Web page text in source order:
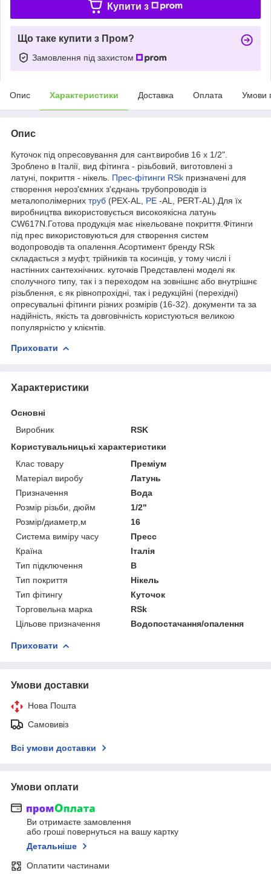
Купити з
Що таке купити з Пром?
Замовлення під захистом
Опис Характеристики Доставка Оплата Умови
Опис
Куточок під опресовування для сант.виробив 16 х 1/2".
Зроблено в Італії, вид фітинга - різьбовий, виготовлені з
латуні, покриття - нікель. Прес-фітинги RSk призначені для
створення нероз'ємних з'єднань трубопроводів із
металополімерних труб (PEX-AL, PE -AL, PERT-AL).Для їх
виробництва використовується високоякісна латунь
CW617N.Готова продукція має нікельоване покриття.Фітинги
під прес використовуються для створення систем
водопроводів та опалення.Асортимент бренду RSk
складається з муфт, трійників та косинців, у тому числі і
настінних сантехнічних. куточків Представлені моделі як
сполучного типу, так і з переходом на зовнішнє або внутрішнє
різьблення, є як рівнопрохідні, так і редукційні (перехідні)
опресувальні фітинги різних розмірів (16-32). документи та за
надійність, якість та довговічність користуються великою
популярністю у клієнтів.
Приховати
Характеристики
Основні
Виробник
RSK
Користувальницькі характеристики
Клас товару
Преміум
Матеріал виробу
Латунь
Призначення
Вода
Розмір різьби, дюйм
1/2"
Розмір/диаметр,м
16
Система виміру часу
Пресс
Країна
Італія
Тип підключення
В
Тип покриття
Нікель
Тип фітингу
Куточок
Торговельна марка
RSk
Цільове призначення
Водопостачання/опалення
Приховати
Умови доставки
Нова Пошта
Самовивіз
Всі умови доставки
Умови оплати
Ви отримаєте замовлення
або гроші повернуться на вашу картку
Детальніше
Оплатити частинами